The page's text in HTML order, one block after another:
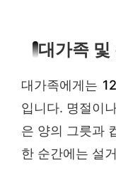
대가족 및
대가족에게는
입니다. 명절이
은 양의 그릇과
한 순간에는 설